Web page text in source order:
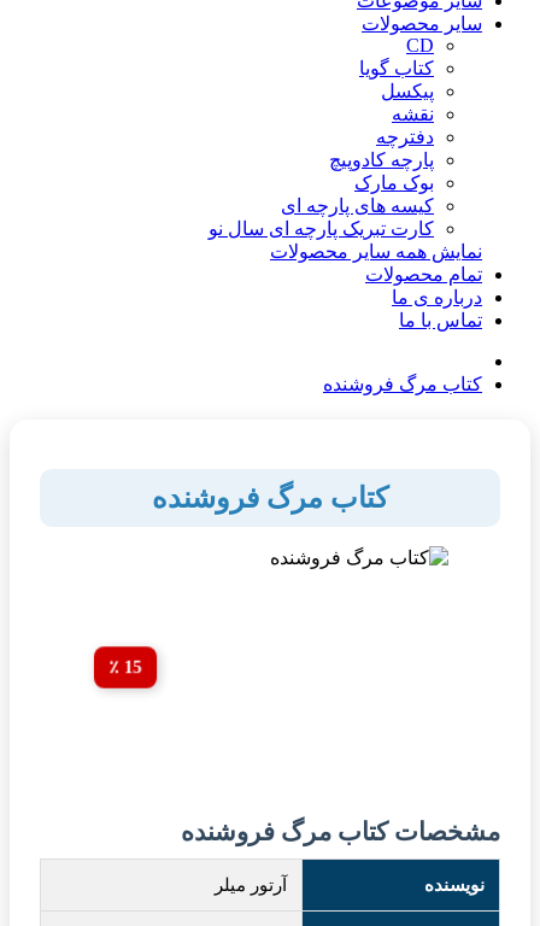
سایر محصولات
CD
کتاب گویا
پیکسل
نقشه
دفترچه
پارچه کادوپیچ
بوک مارک
کیسه های پارچه ای
کارت تبریک پارچه ای سال نو
نمایش همه سایر محصولات
تمام محصولات
درباره ی ما
تماس با ما
کتاب مرگ فروشنده
کتاب مرگ فروشنده
15 ٪
مشخصات کتاب مرگ فروشنده
نویسنده آرتور میلر